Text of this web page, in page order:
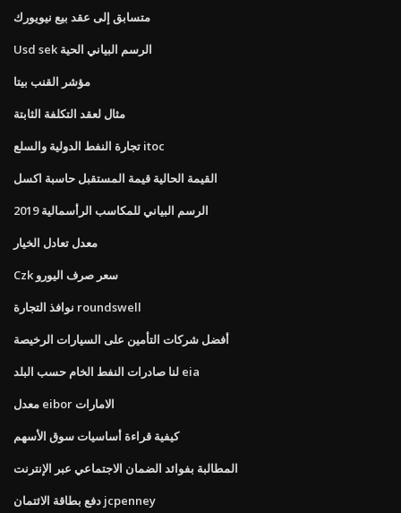
متسابق إلى عقد بيع نيويورك
Usd sek الرسم البياني الحية
مؤشر القنب بيتا
مثال لعقد التكلفة الثابتة
تجارة النفط الدولية والسلع itoc
القيمة الحالية قيمة المستقبل حاسبة اكسل
الرسم البياني للمكاسب الرأسمالية 2019
معدل تعادل الخيار
Czk سعر صرف اليورو
نوافذ التجارة roundswell
أفضل شركات التأمين على السيارات الرخيصة
لنا صادرات النفط الخام حسب البلد eia
معدل eibor الامارات
كيفية قراءة أساسيات سوق الأسهم
المطالبة بفوائد الضمان الاجتماعي عبر الإنترنت
دفع بطاقة الائتمان jcpenney